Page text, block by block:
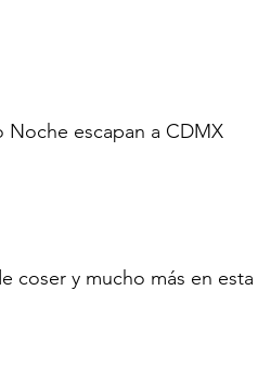
Noche escapan a CDMX
coser y mucho más en esta